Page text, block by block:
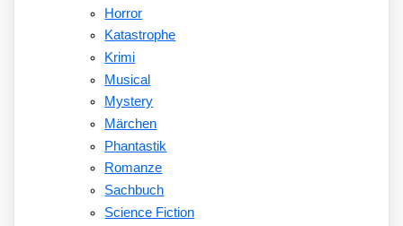
Horror
Katastrophe
Krimi
Musical
Mystery
Märchen
Phantastik
Romanze
Sachbuch
Science Fiction